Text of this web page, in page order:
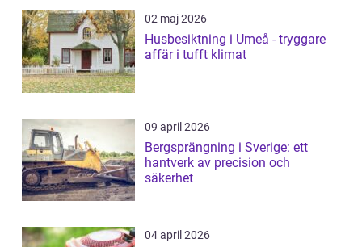
02 maj 2026
Husbesiktning i Umeå - tryggare
affär i tufft klimat
09 april 2026
Bergsprängning i Sverige: ett
hantverk av precision och
säkerhet
04 april 2026